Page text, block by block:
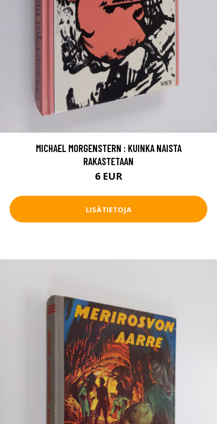
MICHAEL MORGENSTERN : KUINKA NAISTA
RAKASTETAAN
6 EUR
LISÄTIETOJA